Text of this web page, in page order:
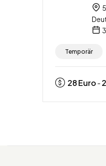
Temporär
28Euro -